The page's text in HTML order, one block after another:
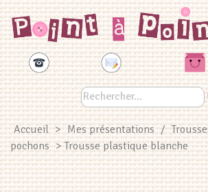
Accueil > Mes présentations /
pochons > Trousse plastique blanche
Panneau de gestion des cookies